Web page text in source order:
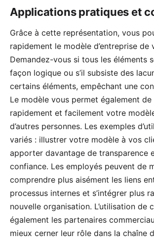
Applications pratiques et
Grâce à cette représentation, vous
rapidement le modèle d’entreprise de
Demandez-vous si tous les éléments
façon logique ou s’il subsiste des
certains éléments, empêchant une
Le modèle vous permet également
rapidement et facilement votre
d’autres personnes. Les exemples
variés : illustrer votre modèle à vos
apporter davantage de transparence
confiance. Les employés peuvent de
comprendre plus aisément les liens
processus internes et s’intégrer plus
nouvelle organisation. L’utilisation de
également les partenaires
mieux cerner leur rôle dans la chaîne